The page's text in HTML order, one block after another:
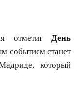
отметит День
событием станет
который